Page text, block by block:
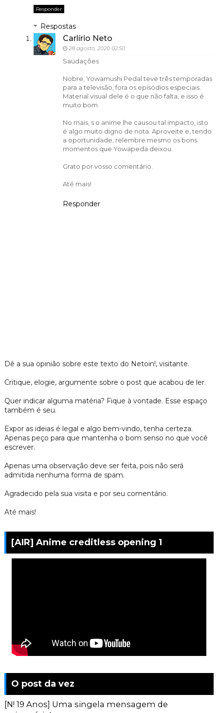
Responder
Respostas
Carlírio Neto
28 agosto, 2020 02:50
Saudações
Nobre, Yowamushi Pedal teve três temporadas
para a televisão, fora os episódios especiais.
Material visual dele é o que não falta, e isso é
muito bom.
No mais, s o anime lhe causou tal impacto, isto
é algo muito digno de nota. Aproveite e, tendo
a oportunidade, relembre mesmo os bons
momentos que Yowapeda deixou.
Grato por vosso comentário.
Até mais!
Responder
Dê a sua opinião sobre este texto do Netoin!, visitante.
Critique, elogie, argumente sobre o post que acabou de ler.
Quer indicar alguma matéria? Fique à vontade. Esse espaço
também é seu.
Expor as ideias é legal e algo bem-vindo, tenha certeza.
Apenas peço para que mantenha o bom senso no que você
escrever.
Apenas uma observação deve ser feita, pois não será
admitida nenhuma forma de spam.
Agradecido pela sua visita e por seu comentário.
Até mais!
[AIR] Anime creditless opening 1
O post da vez
[N! 19 Anos] Uma singela mensagem de